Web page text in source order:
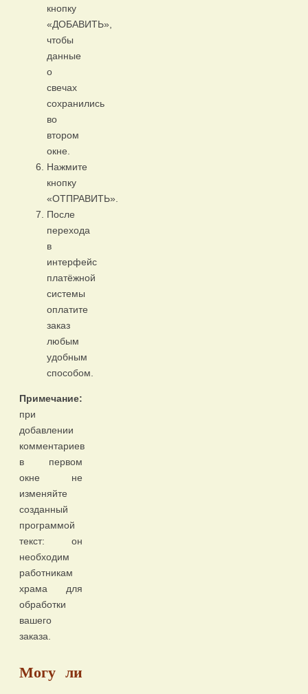
кнопку
«ДОБАВИТЬ»,
чтобы
данные
о
свечах
сохранились
во
втором
окне.
Нажмите
кнопку
«ОТПРАВИТЬ».
После
перехода
в
интерфейс
платёжной
системы
оплатите
заказ
любым
удобным
способом.
Примечание:
при
добавлении
комментариев
в первом
окне не
изменяйте
созданный
программой
текст: он
необходим
работникам
храма для
обработки
вашего
заказа.
Могу ли